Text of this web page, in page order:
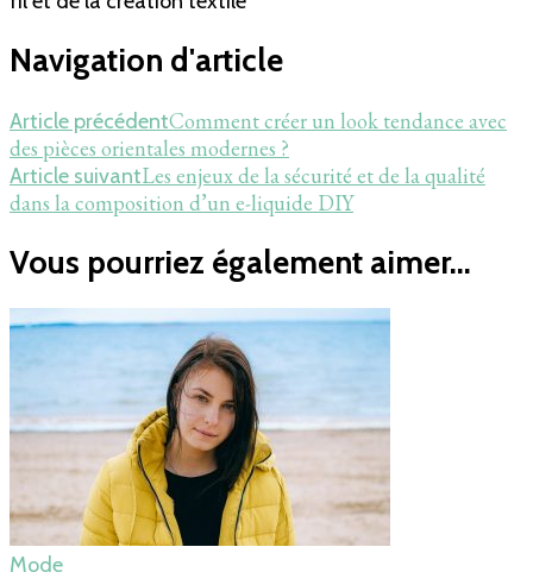
Navigation d'article
Article précédentComment créer un look tendance avec
des pièces orientales modernes ?
Article suivantLes enjeux de la sécurité et de la qualité
dans la composition d’un e-liquide DIY
Vous pourriez également aimer...
Mode